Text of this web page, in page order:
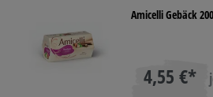
Amicelli Gebäck
4,55 €*